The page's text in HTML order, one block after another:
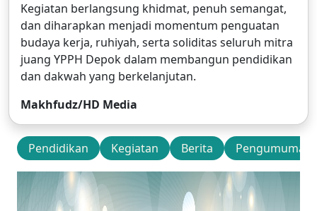
Kegiatan berlangsung khidmat, penuh semangat,
dan diharapkan menjadi momentum penguatan
budaya kerja, ruhiyah, serta soliditas seluruh mitra
juang YPPH Depok dalam membangun pendidikan
dan dakwah yang berkelanjutan.
Makhfudz/HD Media
Pendidikan Kegiatan Berita Pengumuman